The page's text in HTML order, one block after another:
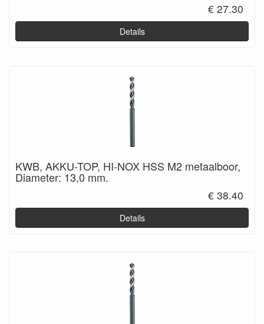
€ 27.30
Details
KWB, AKKU-TOP, HI-NOX HSS M2 metaalboor,
Diameter: 13,0 mm.
€ 38.40
Details